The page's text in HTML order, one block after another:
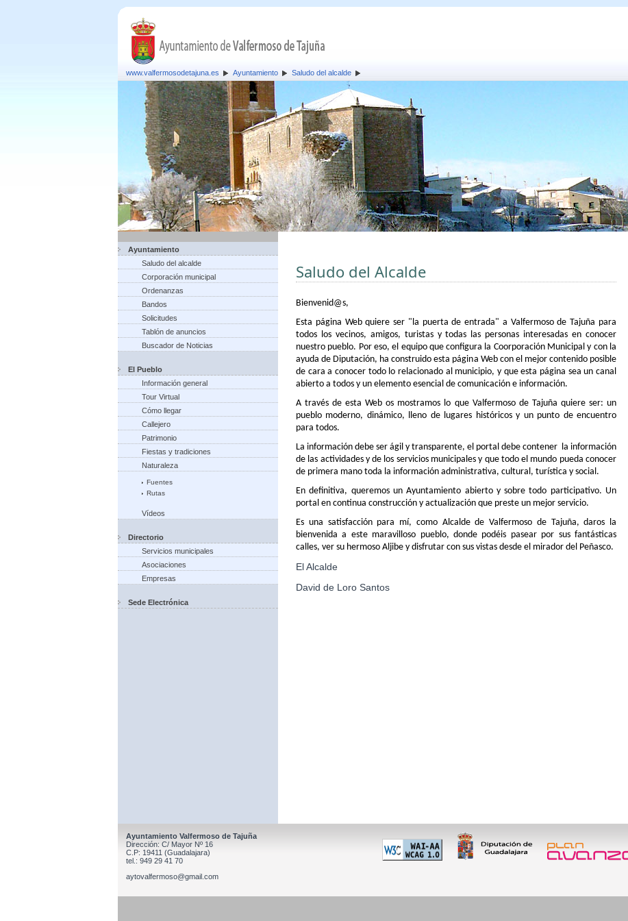
www.valfermosodetajuna.es Ayuntamiento Saludo del alcalde
Ayuntamiento
Saludo del alcalde
Corporación municipal
Ordenanzas
Bandos
Solicitudes
Tablón de anuncios
Buscador de Noticias
El Pueblo
Información general
Tour Virtual
Cómo llegar
Callejero
Patrimonio
Fiestas y tradiciones
Naturaleza
Fuentes
Rutas
Vídeos
Directorio
Servicios municipales
Asociaciones
Empresas
Sede Electrónica
Saludo del Alcalde
Bienvenid@s,
Esta página Web quiere ser "la puerta de entrada" a Valfermoso de Tajuña para
todos los vecinos, amigos, turistas y todas las personas interesadas en conocer
nuestro pueblo. Por eso, el equipo que configura la Coorporación Municipal y con la
ayuda de Diputación, ha construido esta página Web con el mejor contenido posible
de cara a conocer todo lo relacionado al municipio, y que esta página sea un canal
abierto a todos y un elemento esencial de comunicación e información.
A través de esta Web os mostramos lo que Valfermoso de Tajuña quiere ser: un
pueblo moderno, dinámico, lleno de lugares históricos y un punto de encuentro
para todos.
La información debe ser ágil y transparente, el portal debe contener la información
de las actividades y de los servicios municipales y que todo el mundo pueda conocer
de primera mano toda la información administrativa, cultural, turística y social.
En definitiva, queremos un Ayuntamiento abierto y sobre todo participativo. Un
portal en continua construcción y actualización que preste un mejor servicio.
Es una satisfacción para mí, como Alcalde de Valfermoso de Tajuña, daros la
bienvenida a este maravilloso pueblo, donde podéis pasear por sus fantásticas
calles, ver su hermoso Aljibe y disfrutar con sus vistas desde el mirador del Peñasco.
El Alcalde
David de Loro Santos
Ayuntamiento Valfermoso de Tajuña
Dirección: C/ Mayor Nº 16
C.P: 19411 (Guadalajara)
tel.: 949 29 41 70
aytovalfermoso@gmail.com